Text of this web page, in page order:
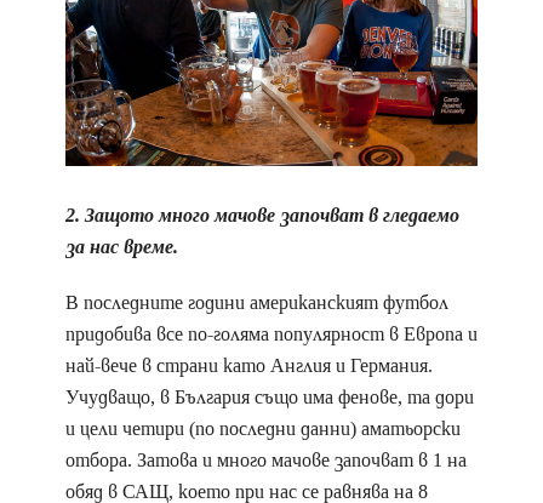
2. Защото много мачове започват в гледаемо
за нас време.
В последните години американският футбол
придобива все по-голяма популярност в Европа и
най-вече в страни като Англия и Германия.
Учудващо, в България също има фенове, та дори
и цели четири (по последни данни) аматьорски
отбора. Затова и много мачове започват в 1 на
обяд в САЩ, което при нас се равнява на 8